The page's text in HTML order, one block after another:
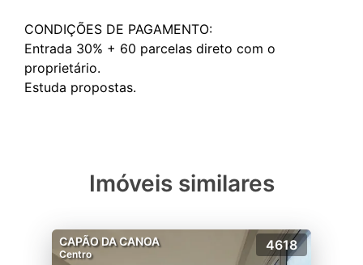
CONDIÇÕES DE PAGAMENTO:
Entrada 30% + 60 parcelas direto com o
proprietário.
Imóveis similares
CAPÃO DA CANOA
Centro
4618